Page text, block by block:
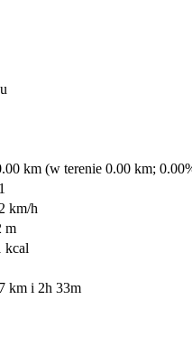
km (w terenie 0.00 km;
km/h
m
kcal
km i 2h 33m